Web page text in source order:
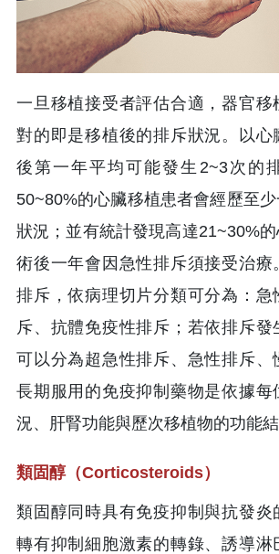
一旦移植接受者評估合適，器官移
對的即是移植後的排斥狀況。以心
後第一年平均可能發生2~3次的
50~80%的心臟移植患者會經歷至
狀況；並有統計發現高達21~30%
術後一年會因急性排斥須接受治療
排斥，依病理切片分類可分為：急
斥、抗體免疫性排斥；若依排斥發
可以分為超急性排斥、急性排斥、
長期服用的免疫抑制藥物是依據每
況、肝腎功能與歷次移植物的功能結
類固醇（Corticosteroids）
類固醇同時具有免疫抑制與抗發炎
轉有抑制細胞激素的轉錄、誘導淋